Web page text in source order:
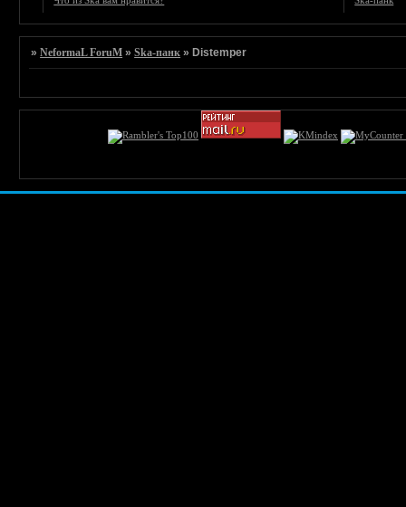
»NeformaL ForuM »Ska-панк » Distemper